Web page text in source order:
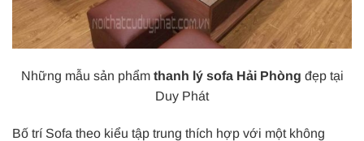
Những mẫu sản phẩm thanh lý sofa Hải Phòng đẹp tại
Duy Phát
Bố trí Sofa theo kiểu tập trung thích hợp với một không